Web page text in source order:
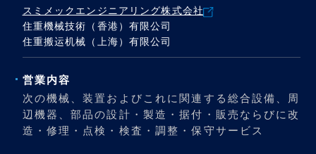
スミメックエンジニアリング株式会社
住重機械技術（香港）有限公司
住重搬运机械（上海）有限公司
営業内容
次の機械、装置およびこれに関連する総合設備、周
辺機器、部品の設計・製造・据付・販売ならびに改
造・修理・点検・検査・調整・保守サービス